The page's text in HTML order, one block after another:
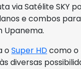
via Satélite SKY
e combos
Upanema.
oSuper HDcomo o
diversas